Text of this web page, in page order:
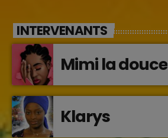
INTERVENANTS
Mimi la douce
Klarys